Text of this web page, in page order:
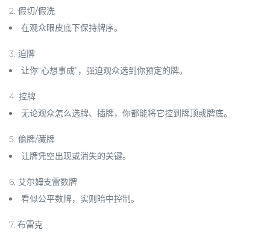
2. 假切/假洗
在观众眼皮底下保持牌序。
3. 迫牌
让你“心想事成”，强迫观众选到你预定的牌。
4. 控牌
无论观众怎么选牌、插牌，你都能将它控到牌顶或牌底。
5. 偷牌/藏牌
让牌凭空出现或消失的关键。
6. 艾尔姆支雷数牌
看似公平数牌，实则暗中控制。
7. 布雷克